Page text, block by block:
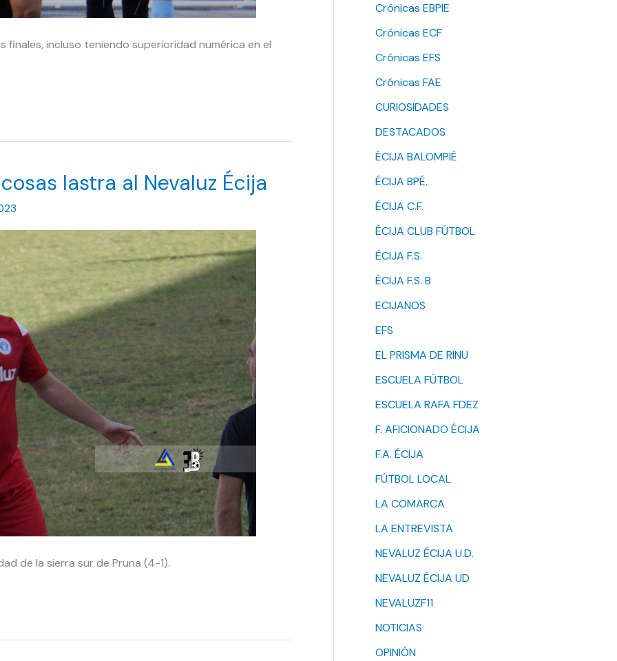
incluso teniendo superioridad numérica en el
lastra al Nevaluz Écija
de la sierra sur de Pruna (4-1).
Crónicas EBPIE
Crónicas ECF
Crónicas EFS
Crónicas FAE
CURIOSIDADES
DESTACADOS
ÉCIJA BALOMPIÉ
ÉCIJA BPÉ.
ÉCIJA C.F.
ÉCIJA CLUB FÚTBOL
ÉCIJA F.S.
ÉCIJA F.S. B
ECIJANOS
EFS
EL PRISMA DE RINU
ESCUELA FÚTBOL
ESCUELA RAFA FDEZ
F. AFICIONADO ÉCIJA
F.A. ÉCIJA
FÚTBOL LOCAL
LA COMARCA
LA ENTREVISTA
NEVALUZ ÉCIJA U.D.
NEVALUZ ÉCIJA UD
NEVALUZF11
NOTICIAS
OPINIÓN